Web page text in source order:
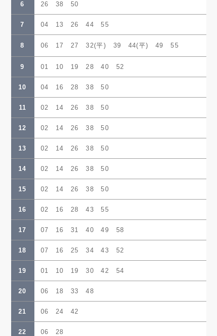
6 26 38 50
7 04 13 26 44 55
8 06 17 27 32(平) 39 44(平) 49 55
9 01 10 19 28 40 52
10 04 16 28 38 50
11 02 14 26 38 50
12 02 14 26 38 50
13 02 14 26 38 50
14 02 14 26 38 50
15 02 14 26 38 50
16 02 16 28 43 55
17 07 16 31 40 49 58
18 07 16 25 34 43 52
19 01 10 19 30 42 54
20 06 18 33 48
21 06 24 42
22 06 28